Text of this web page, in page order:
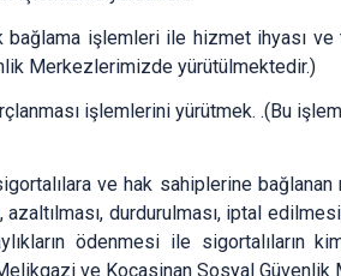
Melikgazi
bağlama işlemleri ile hizmet ihyası
Merkezlerimizde yürütülmektedir.)
işlemlerini yürütmek. .(Bu
ve hak sahiplerine
azaltılması, durdurulması, iptal
ödenmesi ile
ve Kocasinan Sosyal